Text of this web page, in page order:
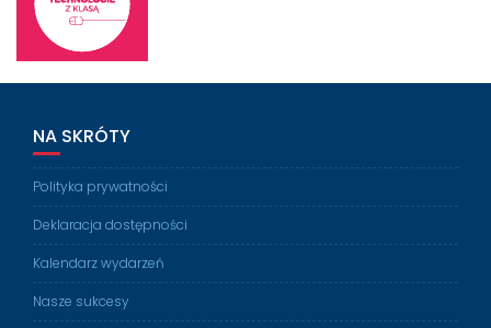
NA SKRÓTY
Polityka prywatności
Deklaracja dostępności
Kalendarz wydarzeń
Nasze sukcesy